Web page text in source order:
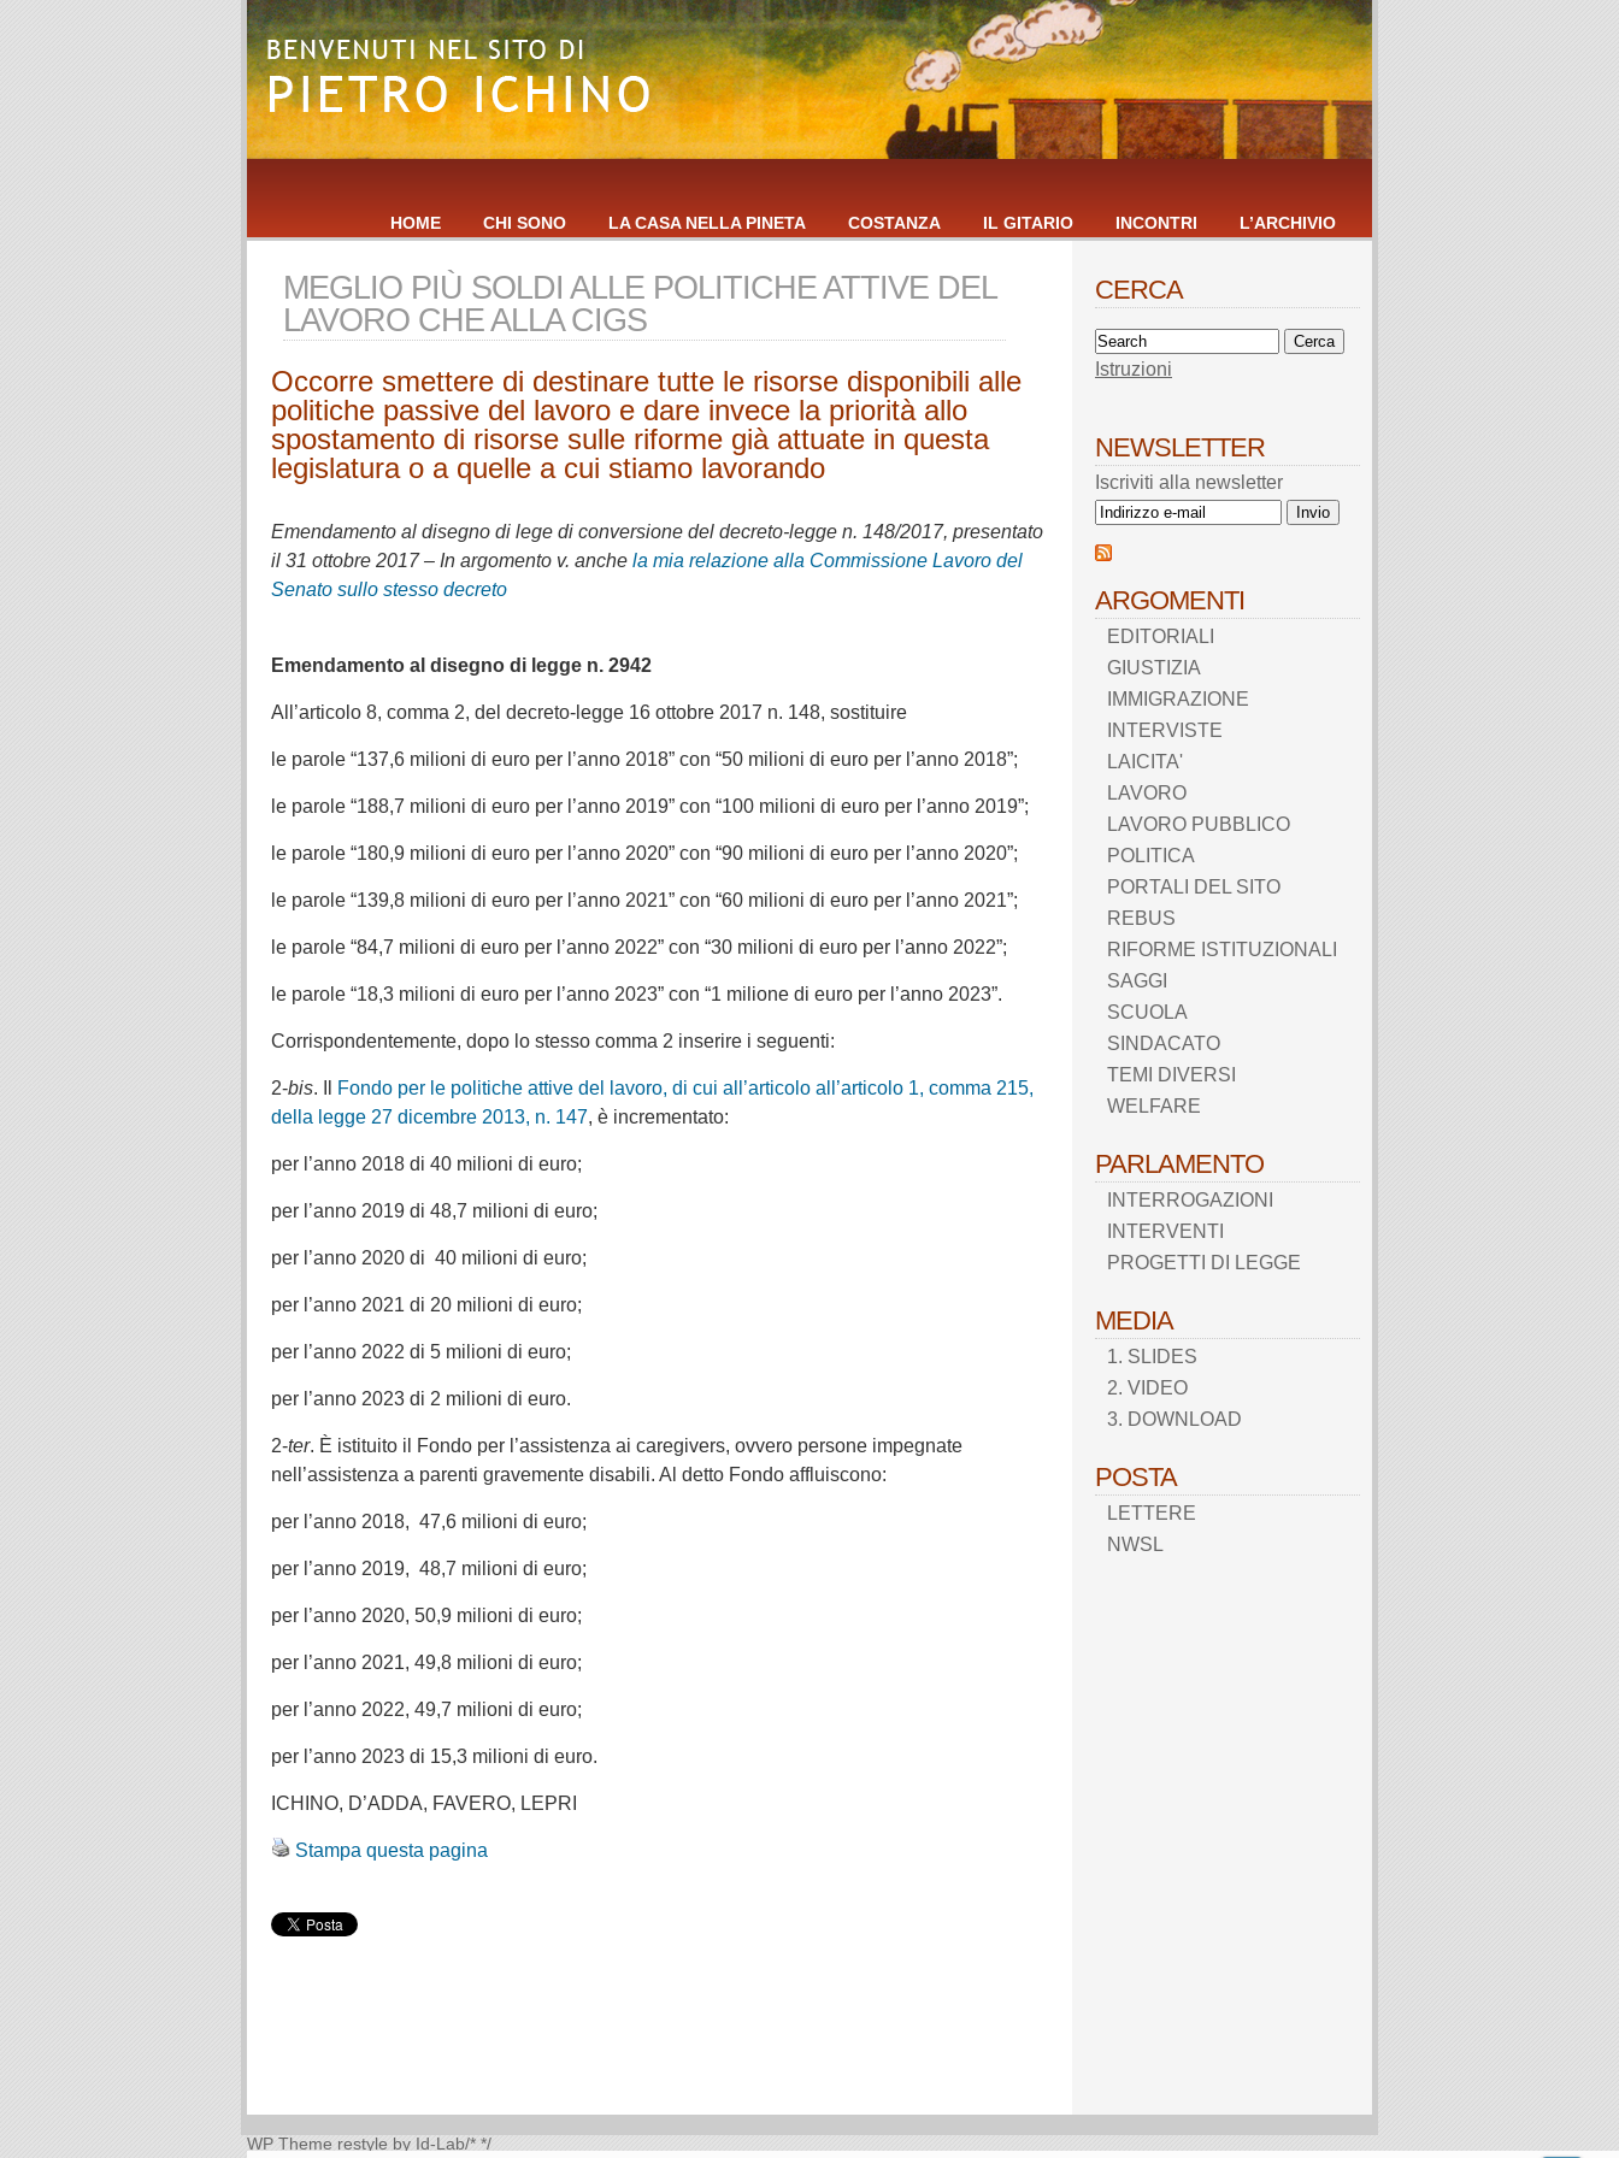
HOME CHI SONO LA CASA NELLA PINETA COSTANZA IL GITARIO INCONTRI L’ARCHIVIO
MEGLIO PIÙ SOLDI ALLE POLITICHE ATTIVE DEL
LAVORO CHE ALLA CIGS
Occorre smettere di destinare tutte le risorse disponibili alle
politiche passive del lavoro e dare invece la priorità allo
spostamento di risorse sulle riforme già attuate in questa
legislatura o a quelle a cui stiamo lavorando
Emendamento al disegno di lege di conversione del decreto-legge n. 148/2017, presentato
il 31 ottobre 2017 – In argomento v. anche la mia relazione alla Commissione Lavoro del
Senato sullo stesso decreto
Emendamento al disegno di legge n. 2942
All’articolo 8, comma 2, del decreto-legge 16 ottobre 2017 n. 148, sostituire
le parole “137,6 milioni di euro per l’anno 2018” con “50 milioni di euro per l’anno 2018”;
le parole “188,7 milioni di euro per l’anno 2019” con “100 milioni di euro per l’anno 2019”;
le parole “180,9 milioni di euro per l’anno 2020” con “90 milioni di euro per l’anno 2020”;
le parole “139,8 milioni di euro per l’anno 2021” con “60 milioni di euro per l’anno 2021”;
le parole “84,7 milioni di euro per l’anno 2022” con “30 milioni di euro per l’anno 2022”;
le parole “18,3 milioni di euro per l’anno 2023” con “1 milione di euro per l’anno 2023”.
Corrispondentemente, dopo lo stesso comma 2 inserire i seguenti:
2-bis. Il
Fondo per le politiche attive del lavoro, di cui all’articolo all’articolo 1, comma 215,
della legge 27 dicembre 2013, n. 147, è incrementato:
per l’anno 2018 di 40 milioni di euro;
per l’anno 2019 di 48,7 milioni di euro;
per l’anno 2020 di 40 milioni di euro;
per l’anno 2021 di 20 milioni di euro;
per l’anno 2022 di 5 milioni di euro;
per l’anno 2023 di 2 milioni di euro.
2-ter. È istituito il Fondo per l’assistenza ai caregivers, ovvero persone impegnate
nell’assistenza a parenti gravemente disabili. Al detto Fondo affluiscono:
per l’anno 2018, 47,6 milioni di euro;
per l’anno 2019, 48,7 milioni di euro;
per l’anno 2020, 50,9 milioni di euro;
per l’anno 2021, 49,8 milioni di euro;
per l’anno 2022, 49,7 milioni di euro;
per l’anno 2023 di 15,3 milioni di euro.
ICHINO, D’ADDA, FAVERO, LEPRI
Stampa questa pagina
CERCA
Istruzioni
NEWSLETTER
Iscriviti alla newsletter
ARGOMENTI
EDITORIALI
GIUSTIZIA
IMMIGRAZIONE
INTERVISTE
LAICITA'
LAVORO
LAVORO PUBBLICO
POLITICA
PORTALI DEL SITO
REBUS
RIFORME ISTITUZIONALI
SAGGI
SCUOLA
SINDACATO
TEMI DIVERSI
WELFARE
PARLAMENTO
INTERROGAZIONI
INTERVENTI
PROGETTI DI LEGGE
MEDIA
1. SLIDES
2. VIDEO
3. DOWNLOAD
POSTA
LETTERE
NWSL
WP Theme restyle by Id-Lab/* */